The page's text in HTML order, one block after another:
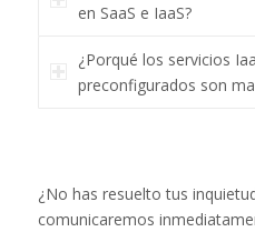
en SaaS e IaaS?
¿Porqué los servicios
preconfigurados son
¿No has resuelto tus
comunicaremos